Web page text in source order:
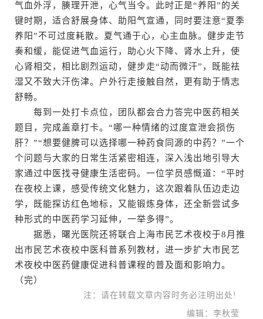
气血外浮，腠理开泄，心气当令。此时正是“养阳”的关
键时期，适合舒展身体、助阳气宣通，同时要注意“夏季
养阳”不可过度耗散。夏气通于心，心主血脉。健步走节
奏和缓，能促进气血运行，助心火下降、肾水上升，使
心肾相交，相比剧烈运动，健步走“动而微汗”，既能祛
湿又不致大汗伤津。户外行走接触自然，更有助于情志
舒畅。
每到一处打卡点位，团队都会合力答完中医药相关
题目，完成盖章打卡。“哪一种情绪的过度宣泄会损伤
肝？”“想要健脾可以选择哪一种药食同源的中药？”一个
个问题与大家的日常生活紧密相连，深入浅出地引导大
家通过中医找寻健康生活密码。一位学员感慨道：“平时
在夜校上课，感受传统文化魅力，这次跟着队伍边走边
学，既能探访红色地标，又能锻炼身体，还全新尝试多
种形式的中医药学习延伸，一举多得”。
据悉，曙光医院还将联合上海市民艺术夜校于8月推
出市民艺术夜校中医科普系列教材，进一步扩大市民艺
术夜校中医药健康促进科普课程的普及面和影响力。
（完）
注：请在转载文章内容时务必注明出处!
编辑：李秋莹